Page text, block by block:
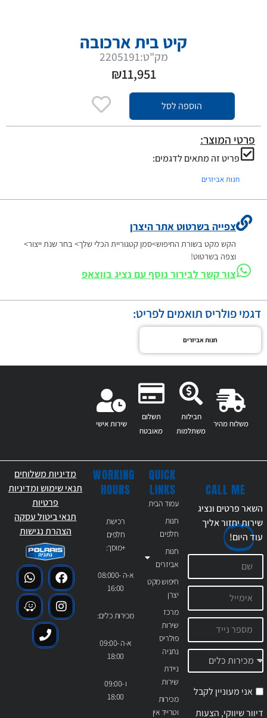
קיט בית ארכובה
מק"ט:2205191
₪11,951
הוספה לסל
פרטי המוצר:
פריט זה מתאים לדגמים:
חנות אביזרים
צפייה בשרטוט אתר היצרן
הקש מקט בשורת החיפוש>סמן קטגוריית הכלי שלך> בחר שנת ייצור>
וצפה בשרטוט!
צור קשר לבירור נוסף עם נציג בווצאפ
דגמי פולריס תואמים לפריט:
חנות אביזרים
משלוח מהיר
חבילות
משתלמות
תשלום
מאובטח
שירות אישי
QUICK
LINKS
עמוד הבית
חנות
חלפים
חנות
אביזרים
חיפוש מקט
יצרן
מרכז
שירות
פולריס
נתניה
ניידת
שירות
מכירות
וטרייד אין
WORKING
HOURS
רכישת
חלפים
+מוסך:
א-ה 08:000-
16:00
מכירות כלים:
א-ה 09:00-
18:00
ו 09:00-
18:00
CALL ME
השאר פרטים ונציג
שירות יחזור אליך
עודהיום!
אני מעוניין לקבל
דיוור שיווקי, הצעות
מדיניות משלוחים
תנאי שימוש ומדיניות
פרטיות
תנאי ביטול עסקה
הצהרת נגישות